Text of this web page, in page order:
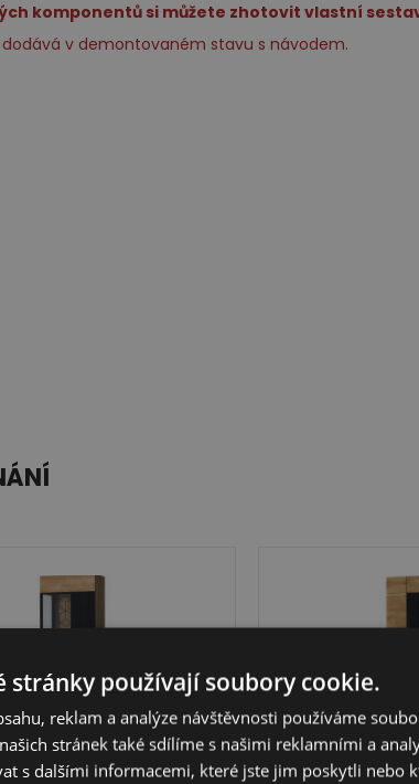
komponentů si můžete zhotovit vlastní
v demontovaném stavu s návodem.
stránky používají soubory cookie.
reklam a analýze návštěvnosti používáme
stránek také sdílíme s našimi reklamními a
s dalšími informacemi, které jste jim poskytli nebo